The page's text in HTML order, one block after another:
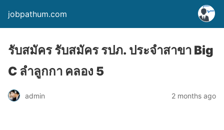
jobpathum.com
รับสมัคร รับสมัคร รปภ. ประจำสาขา Big
C ลำลูกกา คลอง 5
admin 2 months ago